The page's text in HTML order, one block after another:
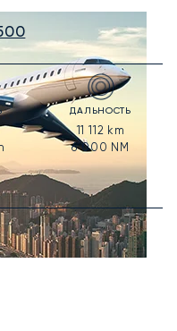
ДАЛЬНОСТЬ
11 112 km
6 000 NM